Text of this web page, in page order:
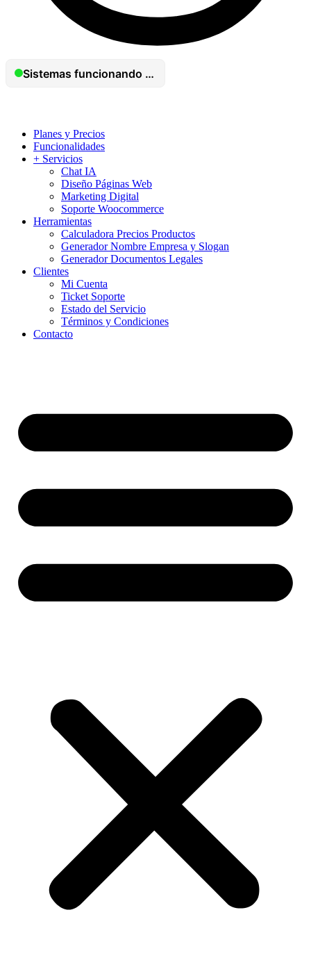
Planes y Precios
Funcionalidades
+ Servicios
Chat IA
Diseño Páginas Web
Marketing Digital
Soporte Woocommerce
Herramientas
Calculadora Precios Productos
Generador Nombre Empresa y Slogan
Generador Documentos Legales
Clientes
Mi Cuenta
Ticket Soporte
Estado del Servicio
Términos y Condiciones
Contacto